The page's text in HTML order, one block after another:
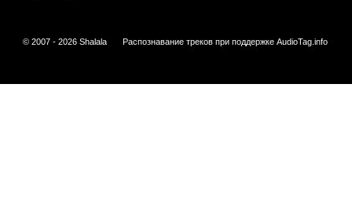
© 2007 - 2026 Shalala Распознавание треков при поддержке AudioTag.info